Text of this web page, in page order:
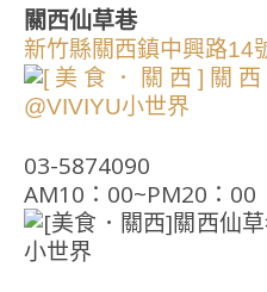
關西仙草巷
新竹縣關西鎮中興路14
03-5874090
AM10：00~PM20：00